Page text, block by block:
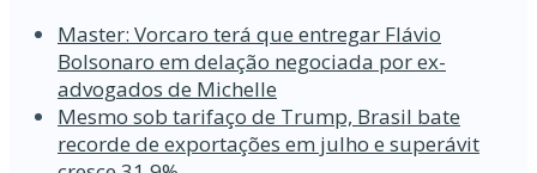
Master: Vorcaro terá que entregar Flávio
Bolsonaro em delação negociada por ex-
advogados de Michelle
Mesmo sob tarifaço de Trump, Brasil bate
recorde de exportações em julho e superávit